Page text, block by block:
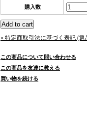
購入数
» 特定商取引法に基づく表記 (返
この商品について問い合わせる
この商品を友達に教える
買い物を続ける